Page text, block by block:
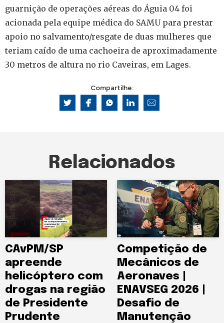
guarnição de operações aéreas do Águia 04 foi
acionada pela equipe médica do SAMU para prestar
apoio no salvamento/resgate de duas mulheres que
teriam caído de uma cachoeira de aproximadamente
30 metros de altura no rio Caveiras, em Lages.⠀
Compartilhe:
Relacionados
CAvPM/SP
apreende
helicóptero com
drogas na região
de Presidente
Prudente
Competição de
Mecânicos de
Aeronaves |
ENAVSEG 2026 |
Desafio de
Manutenção